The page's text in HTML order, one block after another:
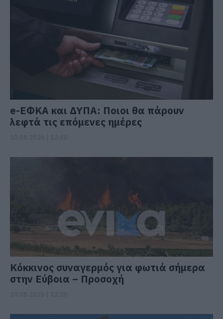
e-ΕΦΚΑ και ΔΥΠΑ: Ποιοι θα πάρουν
λεφτά τις επόμενες ημέρες
Κόκκινος συναγερμός για φωτιά σήμερα
στην Εύβοια – Προσοχή